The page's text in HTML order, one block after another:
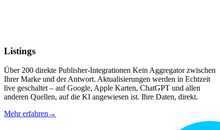
Listings
Über 200 direkte Publisher-Integrationen Kein Aggregator zwischen
Ihrer Marke und der Antwort. Aktualisierungen werden in Echtzeit
live geschaltet – auf Google, Apple Karten, ChatGPT und allen
anderen Quellen, auf die KI angewiesen ist. Ihre Daten, direkt.
Mehr erfahren →